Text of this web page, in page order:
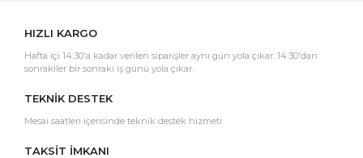
HIZLI KARGO
Hafta içi 14:30'a kadar verilen siparişler aynı gün yola çıkar. 14:30'dan
sonrakiler bir sonraki iş günü yola çıkar.
TEKNİK DESTEK
Mesai saatleri içerisinde teknik destek hizmeti
TAKSİT İMKANI